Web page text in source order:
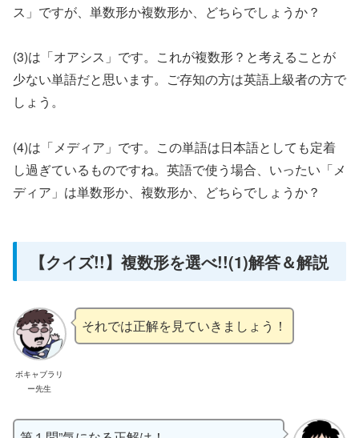
ス」ですが、単数形か複数形か、どちらでしょうか？
(3)は「オアシス」です。これが複数形？と考えることが
少ない単語だと思います。ご存知の方は英語上級者の方で
しょう。
(4)は「メディア」です。この単語は日本語としても定着
し過ぎているものですね。英語で使う場合、いったい「メ
ディア」は単数形か、複数形か、どちらでしょうか？
【クイズ!!】複数形を選べ!!(1)解答＆解説
ボキャブラリ
ー先生
それでは正解を見ていきましょう！